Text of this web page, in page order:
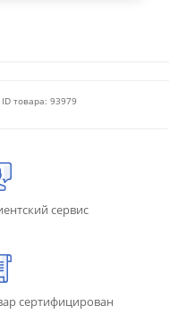
товара: 93979
сервис
сертифицирован